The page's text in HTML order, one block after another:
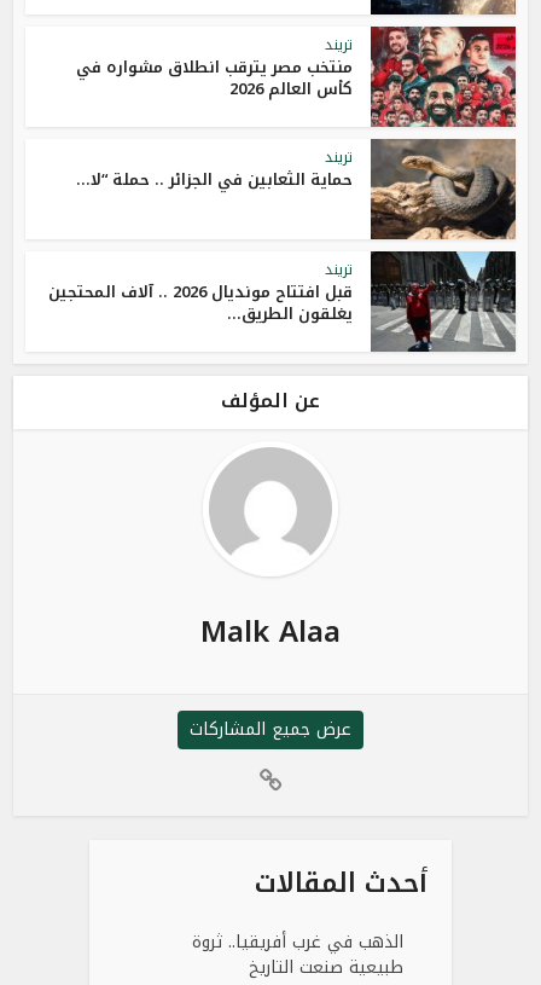
تريند
منتخب مصر يترقب انطلاق مشواره في
كأس العالم 2026
تريند
حماية الثعابين في الجزائر .. حملة “لا...
تريند
قبل افتتاح مونديال 2026 .. آلاف المحتجين
يغلقون الطريق...
عن المؤلف
Malk Alaa
عرض جميع المشاركات
أحدث المقالات
الذهب في غرب أفريقيا.. ثروة
طبيعية صنعت التاريخ